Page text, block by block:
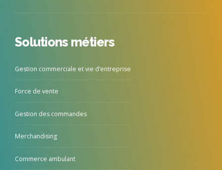
Solutions métiers
Gestion commerciale et vie d’entreprise
Force de vente
Gestion des commandes
Merchandising
Commerce ambulant